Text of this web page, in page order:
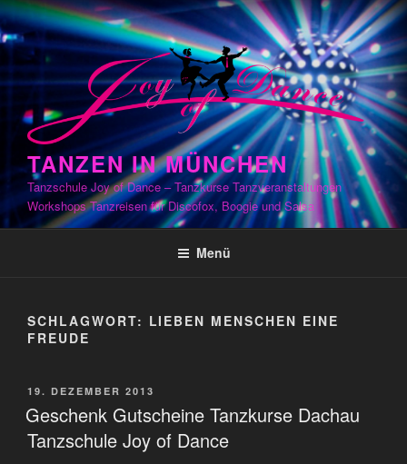
Zum
Inhalt
springen
TANZEN IN MÜNCHEN
Tanzschule Joy of Dance – Tanzkurse Tanzveranstaltungen
Workshops Tanzreisen für Discofox, Boogie und Salsa
Menü
SCHLAGWORT: LIEBEN MENSCHEN EINE
FREUDE
VERÖFFENTLICHT
AM
19. DEZEMBER 2013
Geschenk Gutscheine Tanzkurse Dachau
Tanzschule Joy of Dance